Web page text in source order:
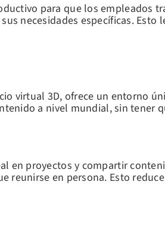
para que los empleados
necesidades específicas. Esto
virtual 3D, ofrece un entorno
a nivel mundial, sin tener
en proyectos y compartir
reunirse en persona. Esto